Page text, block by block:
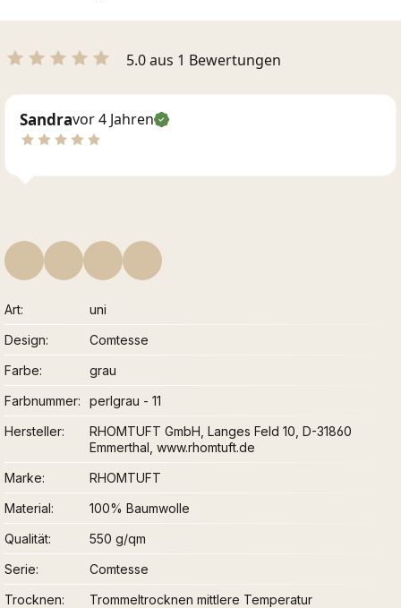
5.0 aus 1 Bewertungen
Sandravor 4 Jahren
Art
uni
Design
Comtesse
Farbe
grau
Farbnummer
perlgrau - 11
Hersteller
RHOMTUFT GmbH, Langes Feld 10, D-31860
Emmerthal, www.rhomtuft.de
Marke
RHOMTUFT
Material
100% Baumwolle
Qualität
550 g/qm
Serie
Comtesse
Trocknen
Trommeltrocknen mittlere Temperatur